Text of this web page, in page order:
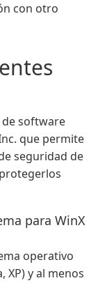
con otro
de software
que permite
seguridad de
para WinX
operativo
XP) y al menos